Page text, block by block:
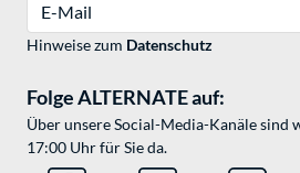
Hinweise zum Datenschutz
Folge ALTERNATE auf:
Über unsere Social-Media-Kanäle sind
17:00 Uhr für Sie da.